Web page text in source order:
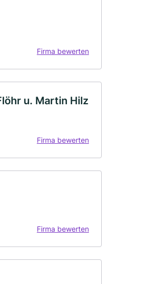
Firma bewerten
u. Martin Hilz
Firma bewerten
Firma bewerten